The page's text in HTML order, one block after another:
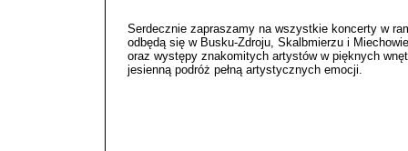
Serdecznie zapraszamy na wszystkie koncerty w
odbędą się w Busku-Zdroju, Skalbmierzu i
oraz występy znakomitych artystów w pięknych
jesienną podróż pełną artystycznych emocji.